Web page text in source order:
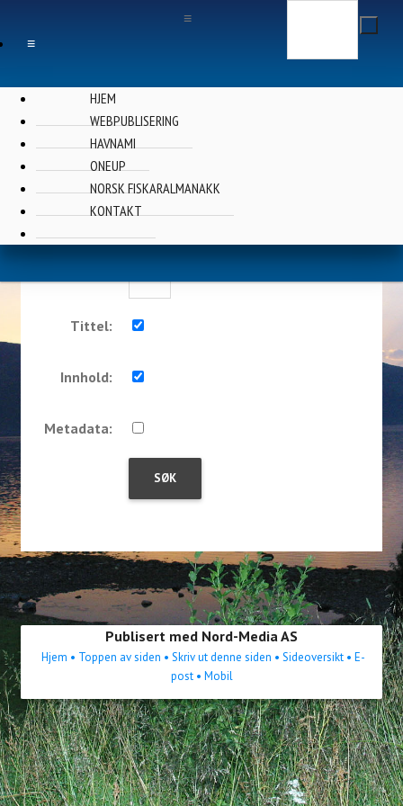
≡
≡
HJEM
WEBPUBLISERING
HAVNAMI
ONEUP
NORSK FISKARALMANAKK
KONTAKT
Finn ...
Nøkkelord:
Tittel:
Innhold:
Metadata:
Publisert med Nord-Media AS
Hjem • Toppen av siden • Skriv ut denne siden • Sideoversikt• E-
post• Mobil